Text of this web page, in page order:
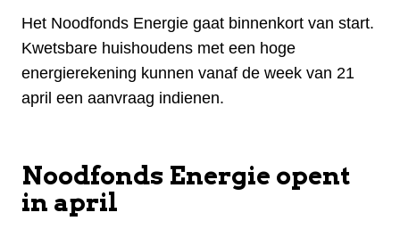
Het Noodfonds Energie gaat binnenkort van start.
Kwetsbare huishoudens met een hoge
energierekening kunnen vanaf de week van 21
april een aanvraag indienen.
Noodfonds Energie opent
in april